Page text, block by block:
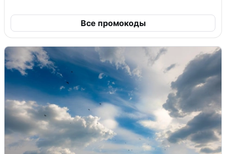
Все промокоды